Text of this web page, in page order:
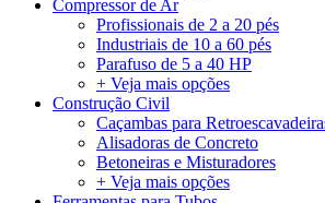
Compressor de Ar
Profissionais de 2 a 20 pés
Industriais de 10 a 60 pés
Parafuso de 5 a 40 HP
+ Veja mais opções
Construção Civil
Caçambas para
Alisadoras de Concreto
Betoneiras e Misturadores
+ Veja mais opções